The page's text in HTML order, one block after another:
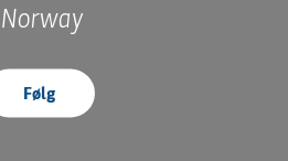
Norway
Følg